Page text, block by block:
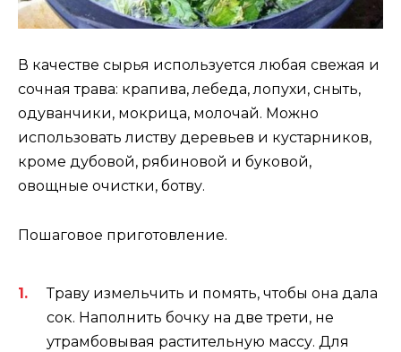
В качестве сырья используется любая свежая и
сочная трава: крапива, лебеда, лопухи, сныть,
одуванчики, мокрица, молочай. Можно
использовать листву деревьев и кустарников,
кроме дубовой, рябиновой и буковой,
овощные очистки, ботву.
Пошаговое приготовление.
Траву измельчить и помять, чтобы она дала
сок. Наполнить бочку на две трети, не
утрамбовывая растительную массу. Для